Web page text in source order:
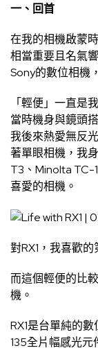
一、回首
在我的相機啟蒙
相當重要且名氣
Sony的數位相機
「輕便」一直是
當時機身與鏡頭
我後來熱愛無反
著單眼相機，我
T3、Minolta TC-
喜愛的相機。
對RX1，我喜歡
而這個輕便的比
機。
RX1是台單純的
135全片幅感光元